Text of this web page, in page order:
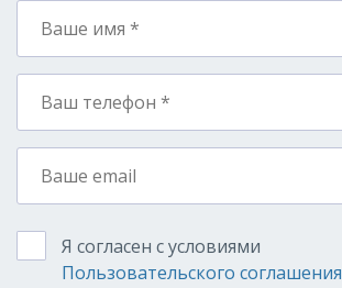
Я согласен с условиями
Пользовательского соглашения